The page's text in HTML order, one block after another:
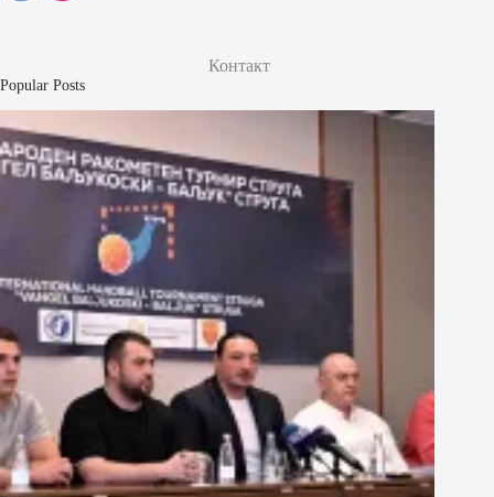
Контакт
Popular Posts